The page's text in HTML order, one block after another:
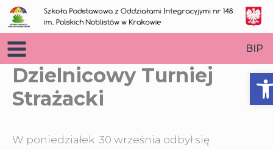
Przejdź
do
treści
BIP
Dzielnicowy Turniej
Strażacki
W poniedziałek 30 września odbył się